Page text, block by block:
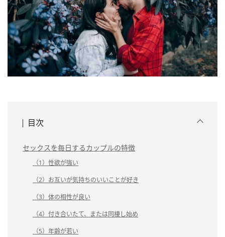
目次
セックスを毎日するカップルの特徴
（1）性欲が強い
（2）お互いが気持ちのいいことが好き
（3）体の相性が良い
（4）付き合いたて、または同棲し始め
（5）年齢が若い